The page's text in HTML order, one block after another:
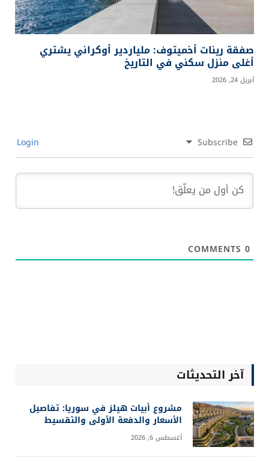
صفقة رينات أخميتوف: ملياردير أوكراني يشتري
أغلى منزل سكني في التاريخ
أبريل 24, 2026
Subscribe
0
آخر التحديثات
مشروع أبيات هيلز في سوريا: تفاصيل
الأسعار والدفعة الأولى والتقسيط
أغسطس 6, 2026